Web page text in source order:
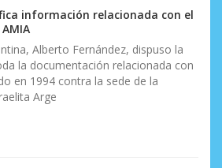
información relacionada con el
Alberto Fernández, dispuso la
la documentación relacionada con
en 1994 contra la sede de la
Arge